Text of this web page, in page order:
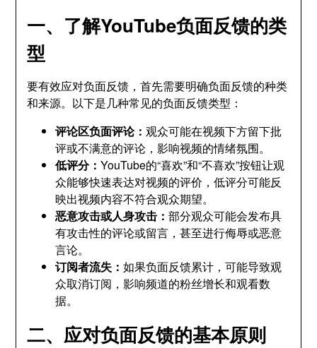
一、了解YouTube负面反馈的类
型
要有效应对负面反馈，首先需要明确负面反馈的种类
和来源。以下是几种常见的负面反馈类型：
评论区负面评论：观众可能在视频下方留下批
评或不满意的评论，影响视频的情绪氛围。
低评分：YouTube的“喜欢”和“不喜欢”按钮让观
众能够快速表达对视频的评价，低评分可能反
映出视频内容不符合观众期望。
恶意攻击或人身攻击：部分观众可能会发布具
有攻击性的评论或留言，甚至进行侮辱或恶意
言论。
订阅者流失：如果负面反馈累计，可能导致观
众取消订阅，影响频道的粉丝增长和观看数
据。
二、应对负面反馈的基本原则